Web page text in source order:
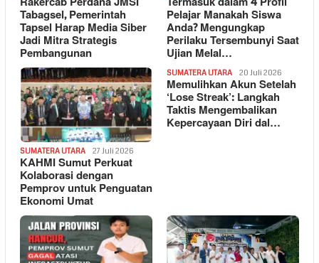
Tabagsel, Pemerintah
Tapsel Harap Media Siber
Jadi Mitra Strategis
Pembangunan
Pelajar Manakah Siswa
Anda? Mengungkap
Perilaku Tersembunyi Saat
Ujian Melal…
SUMATERA UTARA 27 Juli 2026
KAHMI Sumut Perkuat
Kolaborasi dengan
Pemprov untuk Penguatan
Ekonomi Umat
SUMATERA UTARA 20 Juli 2026
Memulihkan Akun Setelah
‘Lose Streak’: Langkah
Taktis Mengembalikan
Kepercayaan Diri dal…